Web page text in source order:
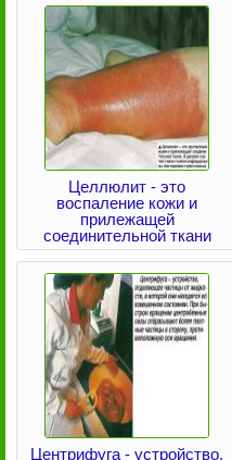
Целлюлит - это
воспаление кожи и
прилежащей
соединительной ткани
Центрифуга - устройство,